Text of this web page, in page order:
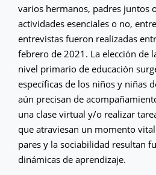
varios hermanos, padres juntos
actividades esenciales o no,
entrevistas fueron realizadas
febrero de 2021. La elección de
nivel primario de educación
específicas de los niños y niñas
aún precisan de
una clase virtual y/o realizar
que atraviesan un momento
pares y la sociabilidad resultan
dinámicas de aprendizaje.